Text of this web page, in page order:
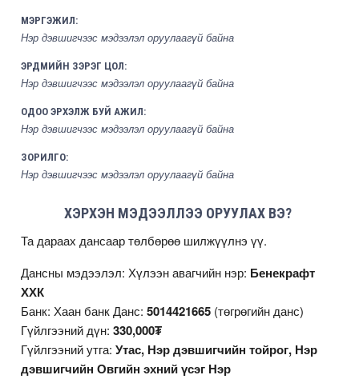
МЭРГЭЖИЛ:
Нэр дэвшигчээс мэдээлэл оруулаагүй байна
ЭРДМИЙН ЗЭРЭГ ЦОЛ:
Нэр дэвшигчээс мэдээлэл оруулаагүй байна
ОДОО ЭРХЭЛЖ БУЙ АЖИЛ:
Нэр дэвшигчээс мэдээлэл оруулаагүй байна
ЗОРИЛГО:
Нэр дэвшигчээс мэдээлэл оруулаагүй байна
ХЭРХЭН МЭДЭЭЛЛЭЭ ОРУУЛАХ ВЭ?
Та дараах дансаар төлбөрөө шилжүүлнэ үү.
Дансны мэдээлэл: Хүлээн авагчийн нэр: Бенекрафт
ХХК
Банк: Хаан банк Данс:5014421665 (төгрөгийн данс)
Гүйлгээний дүн:330,000₮
Гүйлгээний утга:Утас, Нэр дэвшигчийн тойрог, Нэр
дэвшигчийн Овгийн эхний үсэг Нэр